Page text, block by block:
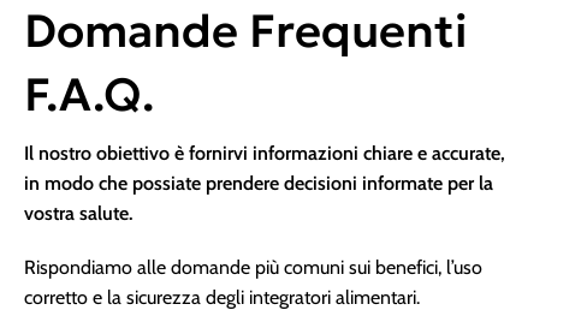
Domande Frequenti
F.A.Q.
Il nostro obiettivo è fornirvi informazioni chiare e accurate,
in modo che possiate prendere decisioni informate per la
vostra salute.
Rispondiamo alle domande più comuni sui benefici, l’uso
corretto e la sicurezza degli integratori alimentari.